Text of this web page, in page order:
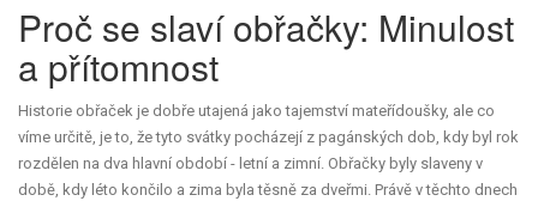
Proč se slaví obřačky: Minulost
a přítomnost
Historie obřaček je dobře utajená jako tajemství mateřídoušky, ale co
víme určitě, je to, že tyto svátky pocházejí z pagánských dob, kdy byl rok
rozdělen na dva hlavní období - letní a zimní. Obřačky byly slaveny v
době, kdy léto končilo a zima byla těsně za dveřmi. Právě v těchto dnech